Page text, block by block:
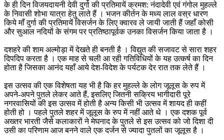
के ही दिन विजयदायनी देवी दुर्गा की प्रतिमायें क्रमश: नंदादेवी एवं गंगोल मुहल्ले
के निवासी शोभा यात्रा हेतु लाते हैं । भजन कीर्तन के मध्य लाल वस्र धारण
किये माँ दुर्गा की प्रतिमायें विसर्जन के लिए क्वारव ले जायी जाती हैं जहाँ कोसी
और सुआल नदियों के संगम पर प्रतिष्ठापूर्वक उनका विसर्जन किया जाता है ।
दशहरे की शाम अल्मोड़ा में देखते ही बनती है । विद्युत की सजावट से सारा शहर
दिपदिप करता है । एक माह से चली आ रही गतिविधियों के यह उत्कर्ष का दिन
होता है जिसका आनंद यहाँ आये देश-विदेश के पर्यटक देर रात तक लेते हैं ।
इस उत्सव की एक विशेषता यह भी है कि हर मुहल्ले के लोग जूलूस के रुप में
अपने-अपने पुतले लेकर आते हैं, इसलिए जितनी सक्रिय भागीदारी पूरे
नगरवासियों की इस उत्सव में होती है अन्य किसी भी उत्सव में शायद ही कहीं
होती हो । पहले पुतले शहर में जूलूस के रुप में नहीं आते थे । एक दशक पूर्व
अख्तर भारती जैसे कलाकारों ने मेघनाद के पुतले से इस उत्सव को जो दिशा दी
उसी का परिणाम आज बनने वाले एक दर्जन से ज्यादा पुतलों का जूलूस है ।